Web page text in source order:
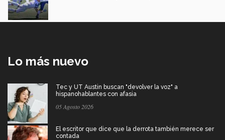
Lo más nuevo
Tec y UT Austin buscan "devolver la voz" a
hispanohablantes con afasia
05 Agosto 2026
El escritor que dice que la derrota también merece ser
contada